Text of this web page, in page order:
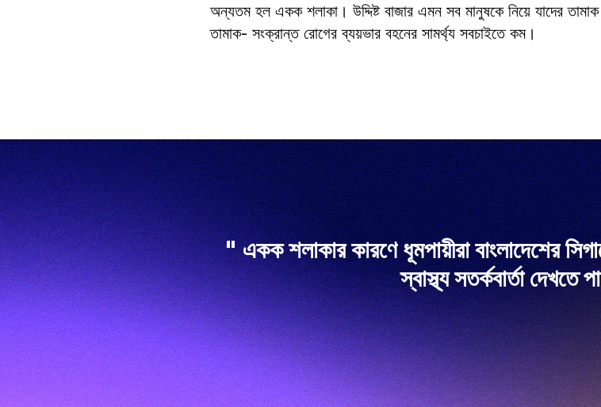
অন্যতম হল একক শলাকা। উদ্দিষ্ট বাজার এমন সব মানুষকে নিয়ে যাদের তামাক
তামাক- সংক্রান্ত রোগের ব্যয়ভার বহনের সামর্থ্য সবচাইতে কম।
একক শলাকার কারণে ধূমপায়ীরা বাংলাদেশের
স্বাস্থ্য সতর্কবার্তা দেখতে